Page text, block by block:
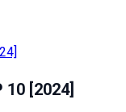
[2024]